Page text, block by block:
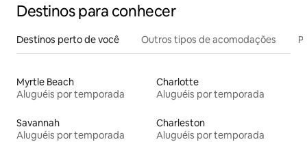
Destinos para conhecer
Destinos perto de você Outros tipos de acomodações
Myrtle Beach
Aluguéis por temporada
Charlotte
Aluguéis por temporada
Savannah
Aluguéis por temporada
Charleston
Aluguéis por temporada